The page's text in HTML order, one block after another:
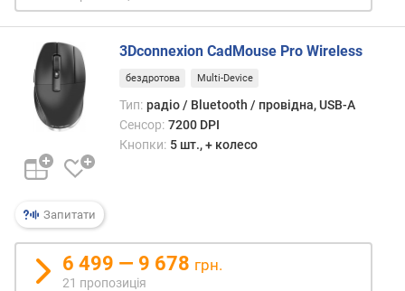
г
я
р
и
н
а
е
н
н
я
Запитати
3Dconnexion CadMouse Pro Wireless
бездротова Multi-Device
Тип: радіо / Bluetooth / провідна, USB-A
Сенсор: 7200 DPI
Кнопки: 5 шт., + колесо
6 499 — 9 678 грн.
21 пропозиція